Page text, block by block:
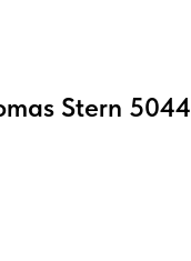
Stern 5044